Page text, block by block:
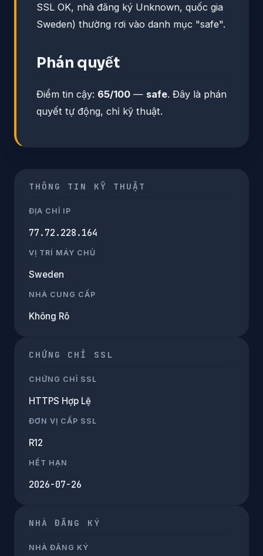
SSL OK, nhà đăng ký Unknown, quốc gia
Sweden) thường rơi vào danh mục "safe".
Phán quyết
Điểm tin cậy: 65/100 — safe. Đây là phán
quyết tự động, chỉ kỹ thuật.
THÔNG TIN KỸ THUẬT
ĐỊA CHỈ IP
77.72.228.164
VỊ TRÍ MÁY CHỦ
Sweden
NHÀ CUNG CẤP
Không Rõ
CHỨNG CHỈ SSL
CHỨNG CHỈ SSL
HTTPS Hợp Lệ
ĐƠN VỊ CẤP SSL
R12
HẾT HẠN
2026-07-26
NHÀ ĐĂNG KÝ
NHÀ ĐĂNG KÝ